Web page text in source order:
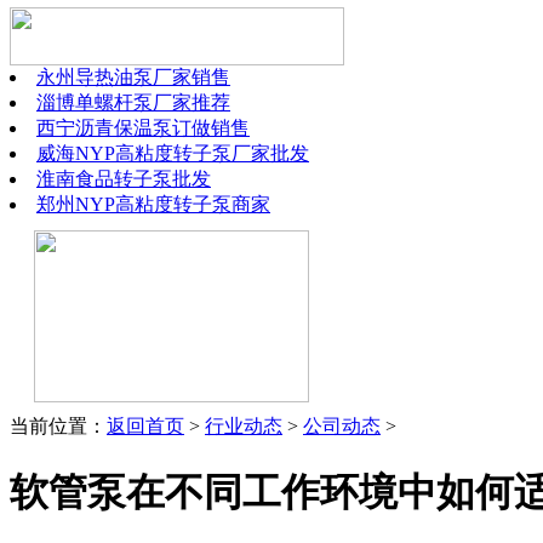
永州导热油泵厂家销售
淄博单螺杆泵厂家推荐
西宁沥青保温泵订做销售
威海NYP高粘度转子泵厂家批发
淮南食品转子泵批发
郑州NYP高粘度转子泵商家
当前位置： 返回首页 > 行业动态 > 公司动态 >
软管泵在不同工作环境中如何